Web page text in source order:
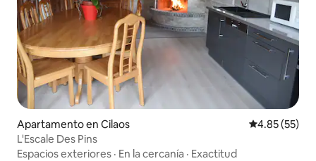
Apartamento en Cilaos Calificación
4.85 (55)
L'Escale Des Pins
Espacios exteriores · En la cercanía · Exactitud